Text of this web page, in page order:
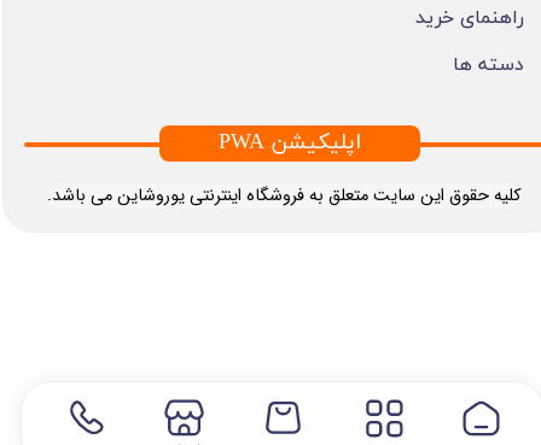
​کلیه حقوق این سایت متعلق به فروشگاه اینترنتی یوروشاین می باشد.
راهنمای خرید
دسته ها
PWA اپلیکیشن